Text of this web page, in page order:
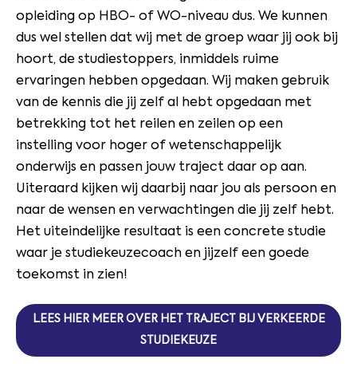
opleiding op HBO- of WO-niveau dus. We kunnen
dus wel stellen dat wij met de groep waar jij ook bij
hoort, de studiestoppers, inmiddels ruime
ervaringen hebben opgedaan. Wij maken gebruik
van de kennis die jij zelf al hebt opgedaan met
betrekking tot het reilen en zeilen op een
instelling voor hoger of wetenschappelijk
onderwijs en passen jouw traject daar op aan.
Uiteraard kijken wij daarbij naar jou als persoon en
naar de wensen en verwachtingen die jij zelf hebt.
Het uiteindelijke resultaat is een concrete studie
waar je studiekeuzecoach en jijzelf een goede
toekomst in zien!
LEES HIER MEER OVER HET TRAJECT BIJ VERKEERDE
STUDIEKEUZE